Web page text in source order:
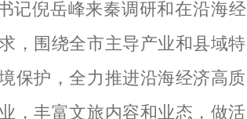
记倪岳峰来秦调研和在沿海经
，围绕全市主导产业和县域特
保护，全力推进沿海经济高质
，丰富文旅内容和业态，做活